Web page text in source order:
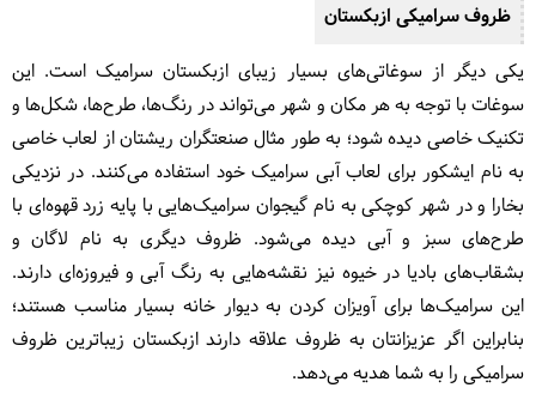
ظروف سرامیکی ازبکستان
یکی دیگر از سوغاتی‌های بسیار زیبای ازبکستان سرامیک است. این
سوغات با توجه به هر مکان و شهر می‌تواند در رنگ‌ها، طرح‌ها، شکل‌ها و
تکنیک خاصی دیده شود؛ به طور مثال صنعتگران ریشتان از لعاب خاصی
به نام ایشکور برای لعاب آبی سرامیک خود استفاده می‌کنند. در نزدیکی
بخارا و در شهر کوچکی به نام گیجوان سرامیک‌هایی با پایه زرد قهوه‌ای با
طرح‌های سبز و آبی دیده می‌شود. ظروف دیگری به نام لاگان و
بشقاب‌های بادیا در خیوه نیز نقشه‌هایی به رنگ آبی و فیروزه‌ای دارند.
این سرامیک‌ها برای آویزان کردن به دیوار خانه بسیار مناسب هستند؛
بنابراین اگر عزیزانتان به ظروف علاقه دارند ازبکستان زیباترین ظروف
سرامیکی را به شما هدیه می‌دهد.